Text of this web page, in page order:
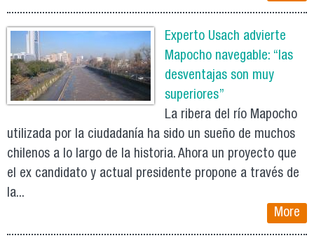
Experto Usach advierte
Mapocho navegable: “las
desventajas son muy
superiores”
La ribera del río Mapocho
utilizada por la ciudadanía ha sido un sueño de muchos
chilenos a lo largo de la historia. Ahora un proyecto que
el ex candidato y actual presidente propone a través de
la...
More